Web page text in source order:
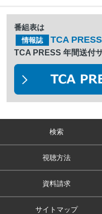
番組表は
情報誌 TCA PRESS
TCA PRESS 年間送付
検索
視聴方法
資料請求
サイトマップ